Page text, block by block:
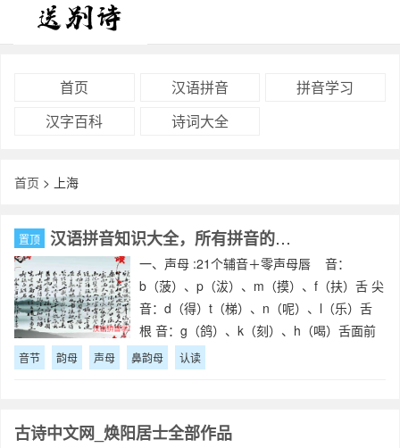
首页 汉语拼音
拼音学习
汉字百科
诗词大全
首页 > 上海
置顶 汉语拼音知识大全，所有拼音的知识点
一、声母 :21个辅音＋零声母唇 音：
b（菠）、p（沷）、m（摸）、f（扶）舌 尖
音：d（得）t（梯）、n（呢）、l（乐）舌
根 音：g（鸽）、k（刻）、h（喝）舌面前
音：j（鸡）、q（旗）、x(嘻）舌尖后音：
zh（蜘）、ch（吃）、sh（狮
音节 韵母 声母 鼻韵母 认读
古诗中文网_焕阳居士全部作品